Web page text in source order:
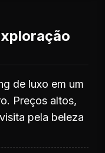
de luxo em um
Preços altos,
pela beleza